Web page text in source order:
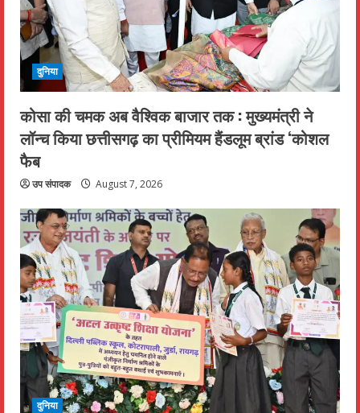
दुनिया
कोसा की चमक अब वैश्विक बाजार तक : मुख्यमंत्री ने
लॉन्च किया छत्तीसगढ़ का प्रीमियम हैंडलूम ब्रांड ‘कोशल
फैब
उप संपादक August 7, 2026
दुनिया